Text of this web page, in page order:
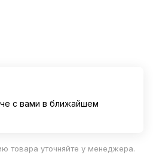
с вами в ближайшем
товара уточняйте у менеджера.